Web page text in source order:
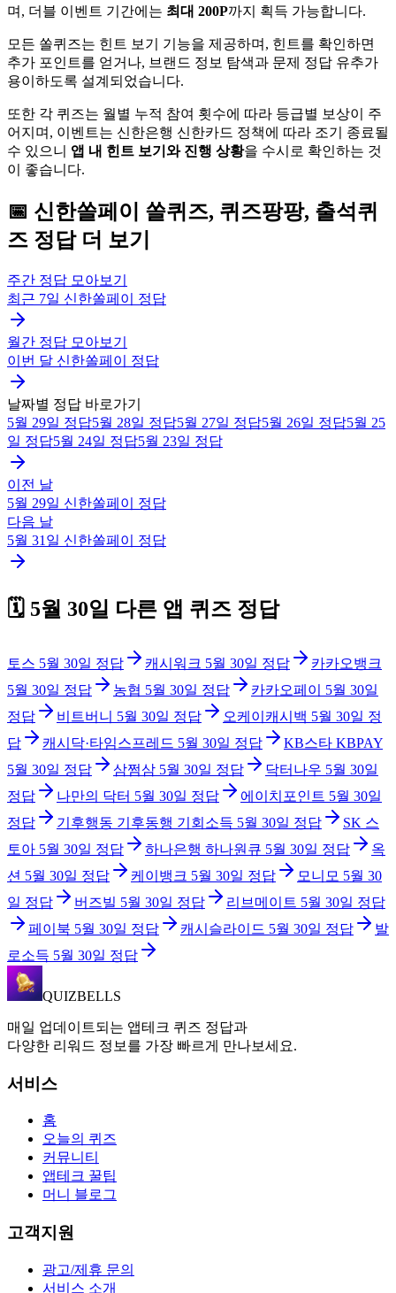
며, 더블 이벤트 기간에는 최대 200P까지 획득 가능합니다.
모든 쏠퀴즈는 힌트 보기 기능을 제공하며, 힌트를 확인하면
추가 포인트를 얻거나, 브랜드 정보 탐색과 문제 정답 유추가
용이하도록 설계되었습니다.
또한 각 퀴즈는 월별 누적 참여 횟수에 따라 등급별 보상이 주
어지며, 이벤트는 신한은행 신한카드 정책에 따라 조기 종료될
수 있으니 앱 내 힌트 보기와 진행 상황을 수시로 확인하는 것
이 좋습니다.
📅 신한쏠페이
쏠퀴즈, 퀴즈팡팡, 출석퀴
즈 정답 더 보기
주간 정답 모아보기
최근 7일 신한쏠페이 정답
월간 정답 모아보기
이번 달 신한쏠페이 정답
날짜별 정답 바로가기
5월 29일 정답5월 28일 정답5월 27일 정답5월 26일 정답5월 25
일 정답5월 24일 정답5월 23일 정답
이전 날
5월 29일 신한쏠페이
정답
다음 날
5월 31일 신한쏠페이 정답
🗓️ 5월 30일 다른 앱 퀴즈 정답
토스 5월 30일 정답 캐시워크 5월 30일 정답
카카오뱅크
5월 30일 정답 농협 5월 30일 정답 카카오페이
5월 30일
정답
비트버니 5월 30일 정답 오케이캐시백 5월 30일 정
답
캐시닥·타임스프레드 5월 30일 정답
KB스타 KBPAY
5월 30일 정답 삼쩜삼 5월 30일 정답 닥터나우 5월 30일
정답
나만의 닥터 5월 30일 정답 에이치포인트 5월 30일
정답
기후행동 기후동행 기회소득 5월 30일 정답
SK 스
토아 5월 30일 정답 하나은행 하나원큐 5월 30일 정답
옥
션 5월 30일 정답 케이뱅크 5월 30일 정답 모니모 5월 30
일 정답 버즈빌 5월 30일 정답 리브메이트 5월 30일 정답
페이북 5월 30일 정답 캐시슬라이드 5월 30일 정답
발
로소득 5월 30일 정답
QUIZBELLS
매일 업데이트되는 앱테크 퀴즈 정답과
다양한 리워드 정보를 가장 빠르게 만나보세요.
서비스
홈
오늘의 퀴즈
커뮤니티
앱테크 꿀팁
머니 블로그
고객지원
광고/제휴 문의
서비스 소개